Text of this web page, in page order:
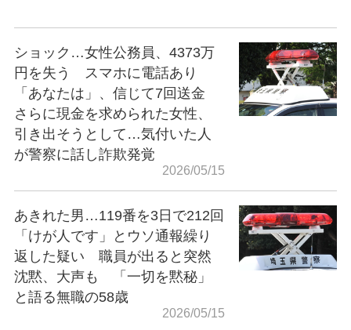
ショック…女性公務員、4373万
円を失う スマホに電話あり
「あなたは」、信じて7回送金
さらに現金を求められた女性、
引き出そうとして…気付いた人
が警察に話し詐欺発覚
2026/05/15
あきれた男…119番を3日で212回
「けが人です」とウソ通報繰り
返した疑い 職員が出ると突然
沈黙、大声も 「一切を黙秘」
と語る無職の58歳
2026/05/15